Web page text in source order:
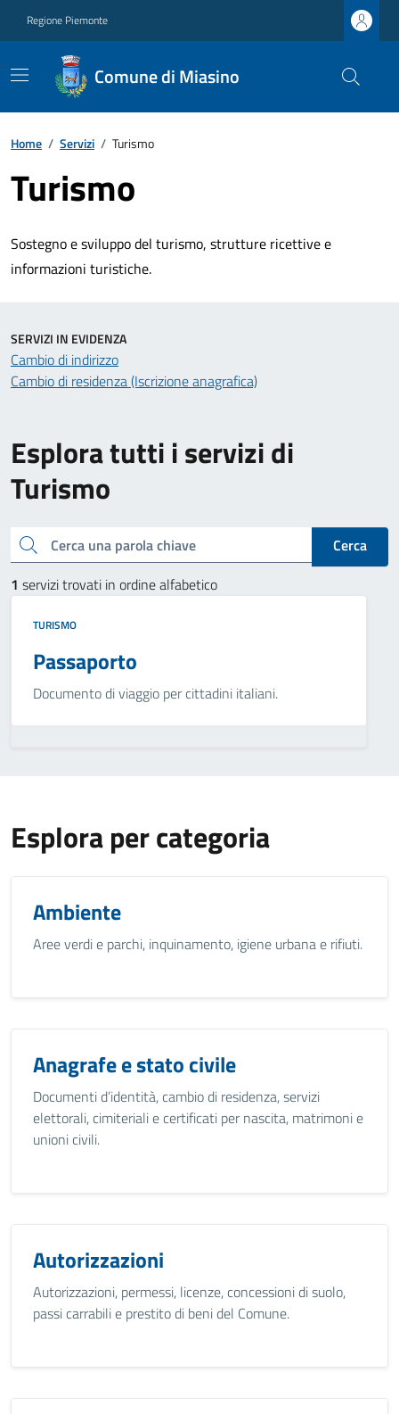
Regione Piemonte
Comune di Miasino
Home / Servizi / Turismo
Turismo
Sostegno e sviluppo del turismo, strutture ricettive e
informazioni turistiche.
Esplora tutti i servizi di
Turismo
Cerca una parola chiave
Cerca
1 servizi trovati in ordine alfabetico
TURISMO
Passaporto
Documento di viaggio per cittadini italiani.
SERVIZI IN EVIDENZA
Cambio di indirizzo
Cambio di residenza (Iscrizione anagrafica)
Esplora per categoria
Ambiente
Aree verdi e parchi, inquinamento, igiene urbana e rifiuti.
Anagrafe e stato civile
Documenti d’identità, cambio di residenza, servizi
elettorali, cimiteriali e certificati per nascita, matrimoni e
unioni civili.
Autorizzazioni
Autorizzazioni, permessi, licenze, concessioni di suolo,
passi carrabili e prestito di beni del Comune.